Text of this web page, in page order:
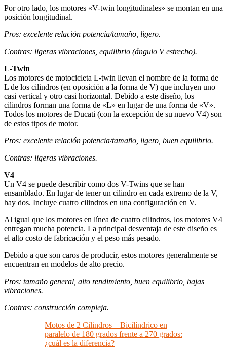
Por otro lado, los motores «V-twin longitudinales» se montan en una
posición longitudinal.
Pros: excelente relación potencia/tamaño, ligero.
Contras: ligeras vibraciones, equilibrio (ángulo V estrecho).
L-Twin
Los motores de motocicleta L-twin llevan el nombre de la forma de
L de los cilindros (en oposición a la forma de V) que incluyen uno
casi vertical y otro casi horizontal. Debido a este diseño, los
cilindros forman una forma de «L» en lugar de una forma de «V».
Todos los motores de Ducati (con la excepción de su nuevo V4) son
de estos tipos de motor.
Pros: excelente relación potencia/tamaño, ligero, buen equilibrio.
Contras: ligeras vibraciones.
V4
Un V4 se puede describir como dos V-Twins que se han
ensamblado. En lugar de tener un cilindro en cada extremo de la V,
hay dos. Incluye cuatro cilindros en una configuración en V.
Al igual que los motores en línea de cuatro cilindros, los motores V4
entregan mucha potencia. La principal desventaja de este diseño es
el alto costo de fabricación y el peso más pesado.
Debido a que son caros de producir, estos motores generalmente se
encuentran en modelos de alto precio.
Pros: tamaño general, alto rendimiento, buen equilibrio, bajas
vibraciones.
Contras: construcción compleja.
Motos de 2 Cilindros – Bicilíndrico en
paralelo de 180 grados frente a 270 grados:
¿cuál es la diferencia?